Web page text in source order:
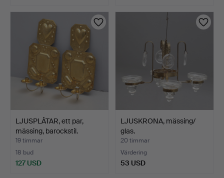
LJUSPLÅTAR, ett par,
mässing, barockstil.
19 timmar
18 bud
127 USD
LJUSKRONA, mässing/
glas.
20 timmar
Värdering
53 USD